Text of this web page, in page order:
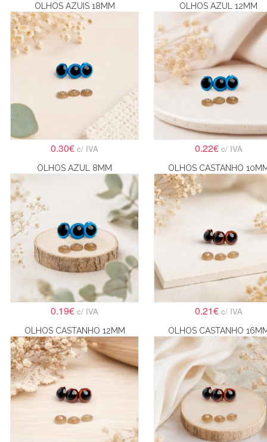
OLHOS AZUIS 18MM
0.30€c/ IVA
OLHOS AZUL 12MM
0.22€ c/ IVA
OLHOS AZUL 8MM
0.19€c/ IVA
OLHOS CASTANHO
0.21€ c/ IVA
OLHOS CASTANHO 12MM OLHOS CASTANHO